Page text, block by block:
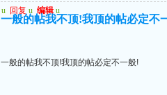
u 回复 u 编辑 u
一般的帖我不顶!我顶的帖必定不
一般的帖我不顶!我顶的帖必定不一般!